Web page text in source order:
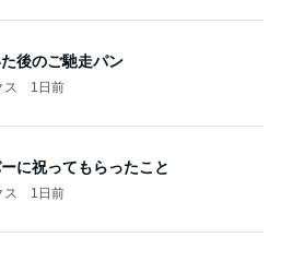
後のご馳走パン
ス 1日前
に祝ってもらったこと
ス 1日前